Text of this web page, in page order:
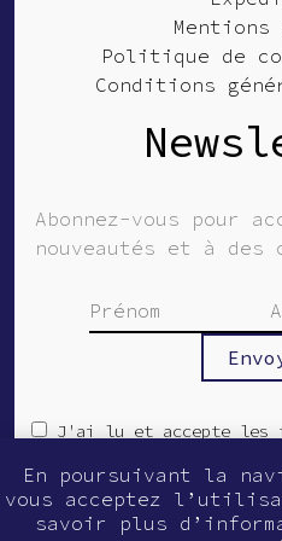
En poursuivant la
vous acceptez
savoir plus
Politique de
Conditions
Abonnez-vous pour
nouveautés et à
J'ai lu et accepte les